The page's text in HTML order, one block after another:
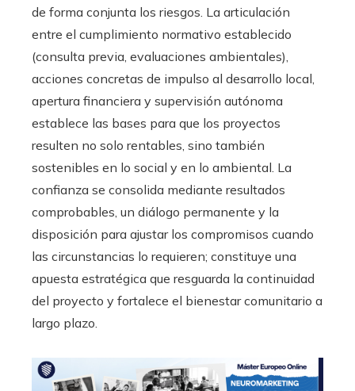
de forma conjunta los riesgos. La articulación
entre el cumplimiento normativo establecido
(consulta previa, evaluaciones ambientales),
acciones concretas de impulso al desarrollo local,
apertura financiera y supervisión autónoma
establece las bases para que los proyectos
resulten no solo rentables, sino también
sostenibles en lo social y en lo ambiental. La
confianza se consolida mediante resultados
comprobables, un diálogo permanente y la
disposición para ajustar los compromisos cuando
las circunstancias lo requieren; constituye una
apuesta estratégica que resguarda la continuidad
del proyecto y fortalece el bienestar comunitario a
largo plazo.